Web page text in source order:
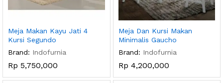
Meja Makan Kayu Jati 4
Kursi Segundo
Brand: Indofurnia
Rp 5,750,000
Meja Dan Kursi Makan
Minimalis Gaucho
Brand: Indofurnia
Rp 4,200,000